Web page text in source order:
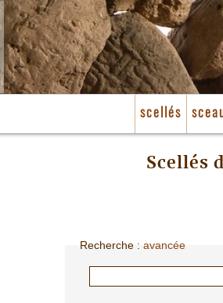
scellés
Scellés
Recherche :avancée